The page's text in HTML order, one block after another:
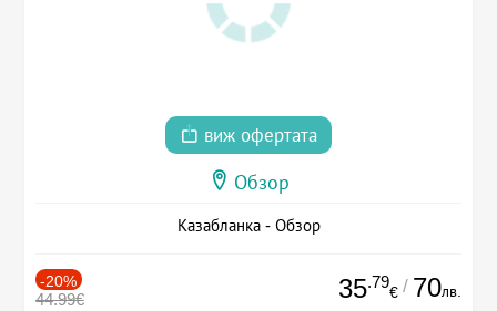
виж офертата
Обзор
Казабланка - Обзор
-20%
44.99€ 35.79
€ / 70лв.